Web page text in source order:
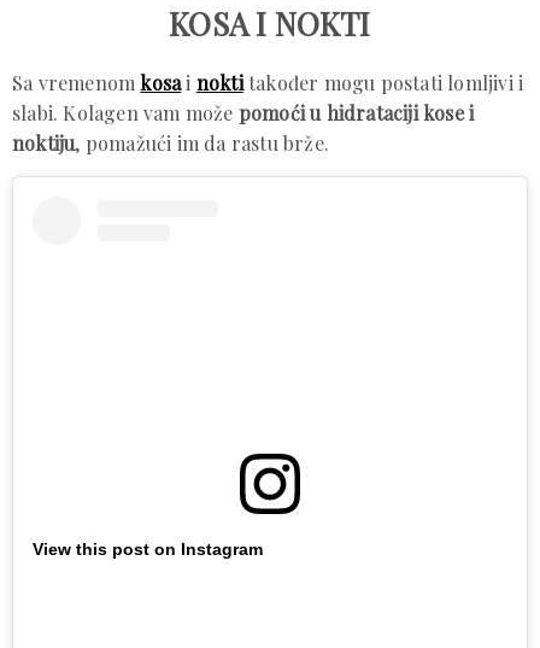
KOSA I NOKTI
Sa vremenomkosai noktitakođer mogu postati lomljivi i
slabi. Kolagen vam može pomoći u hidrataciji kose i
noktiju, pomažući im da rastu brže.
View this post on Instagram